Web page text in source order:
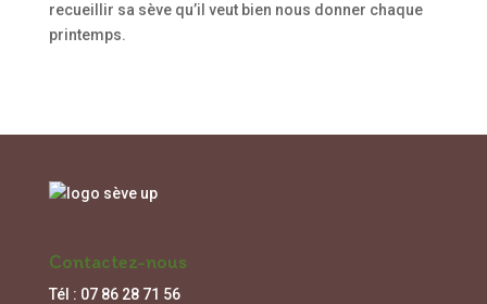
recueillir sa sève qu’il veut bien nous donner chaque
printemps.
Contactez-nous
Tél : 07 86 28 71 56